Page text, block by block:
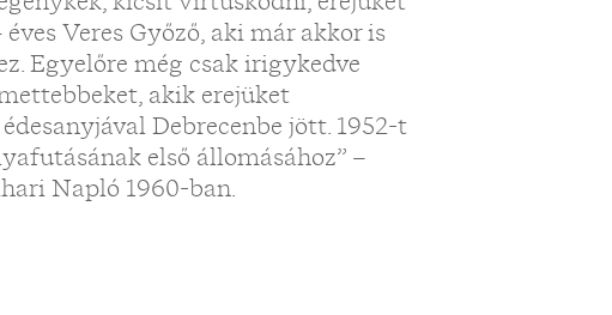
Veres Győző, aki már akkor is
Egyelőre még csak irigykedve
akik erejüket
Debrecenbe jött. 1952-t
első állomásához” –
Napló 1960-ban.